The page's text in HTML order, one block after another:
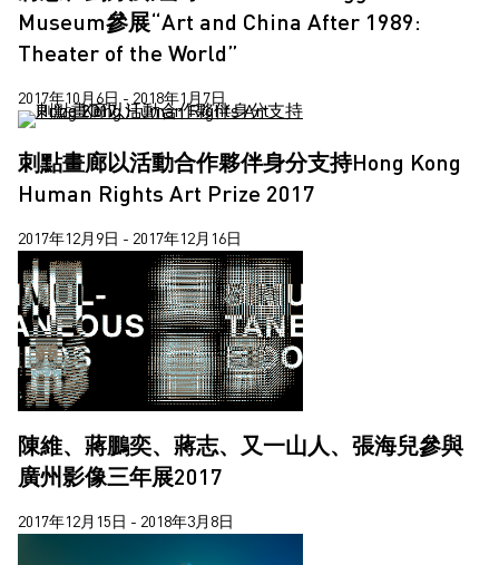
Museum參展“Art and China After 1989:
Theater of the World”
2017年10月6日 - 2018年1月7日
刺點畫廊以活動合作夥伴身分支持Hong Kong
Human Rights Art Prize 2017
2017年12月9日 - 2017年12月16日
陳維、蔣鵬奕、蔣志、又一山人、張海兒參與
廣州影像三年展2017
2017年12月15日 - 2018年3月8日